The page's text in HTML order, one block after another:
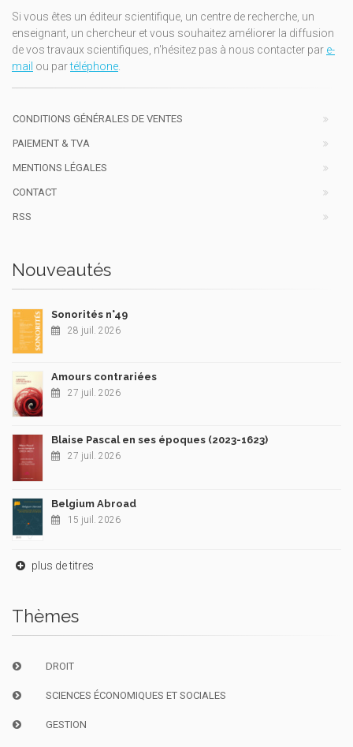
Si vous êtes un éditeur scientifique, un centre de recherche, un
enseignant, un chercheur et vous souhaitez améliorer la diffusion
de vos travaux scientifiques, n'hésitez pas à nous contacter par e-
mail ou partéléphone
CONDITIONS GÉNÉRALES DE VENTES
PAIEMENT & TVA
MENTIONS LÉGALES
CONTACT
RSS
Nouveautés
Sonorités n°49
28 juil. 2026
Amours contrariées
27 juil. 2026
Blaise Pascal en ses époques (2023-1623)
27 juil. 2026
Belgium Abroad
15 juil. 2026
plus de titres
Thèmes
DROIT
SCIENCES ÉCONOMIQUES ET SOCIALES
GESTION